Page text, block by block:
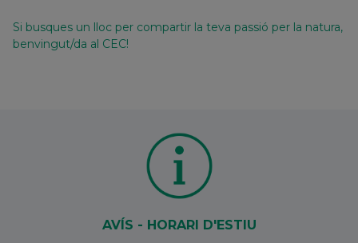
Si busques un lloc per compartir la teva passió per la natura,
benvingut/da al CEC!
AVÍS - HORARI D'ESTIU